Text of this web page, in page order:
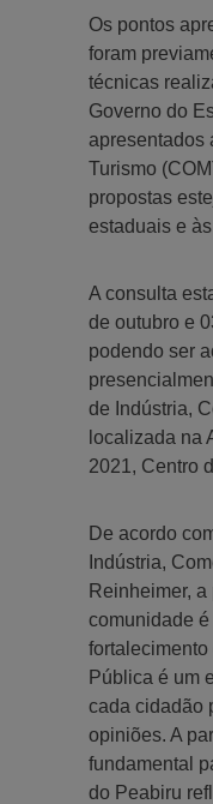
Os pontos
foram
técnicas
Governo do
apresentados
Turismo
propostas
estaduais e
A consulta
de outubro e
podendo ser
de Indústria,
localizada na
2021, Centro
De acordo
Indústria,
Reinheimer,
comunidade
fortalecimento
Pública é um
cada cidadão
opiniões. A
fundamental
do Peabiru